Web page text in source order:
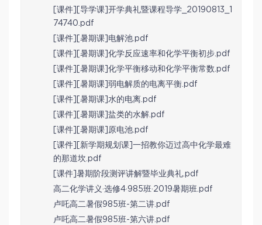
[课件][导学课]开学典礼暨课程导学_20190813_1
74740.pdf
[课件][暑期课]电解池.pdf
[课件][暑期课]化学反应速率和化学平衡初步.pdf
[课件][暑期课]化学平衡移动和化学平衡常数.pdf
[课件][暑期课]弱电解质的电离平衡.pdf
[课件][暑期课]水的电离.pdf
[课件][暑期课]盐类的水解.pdf
[课件][暑期课]原电池.pdf
[课件][新学期规划课]一招教你迈过高中化学最难
的那道坎.pdf
[课件]暑期阶段测评讲解暨毕业典礼.pdf
高二化学讲义·选修4·985班·2019暑期班.pdf
卢吒高二暑假985班-第二讲.pdf
卢吒高二暑假985班-第六讲.pdf